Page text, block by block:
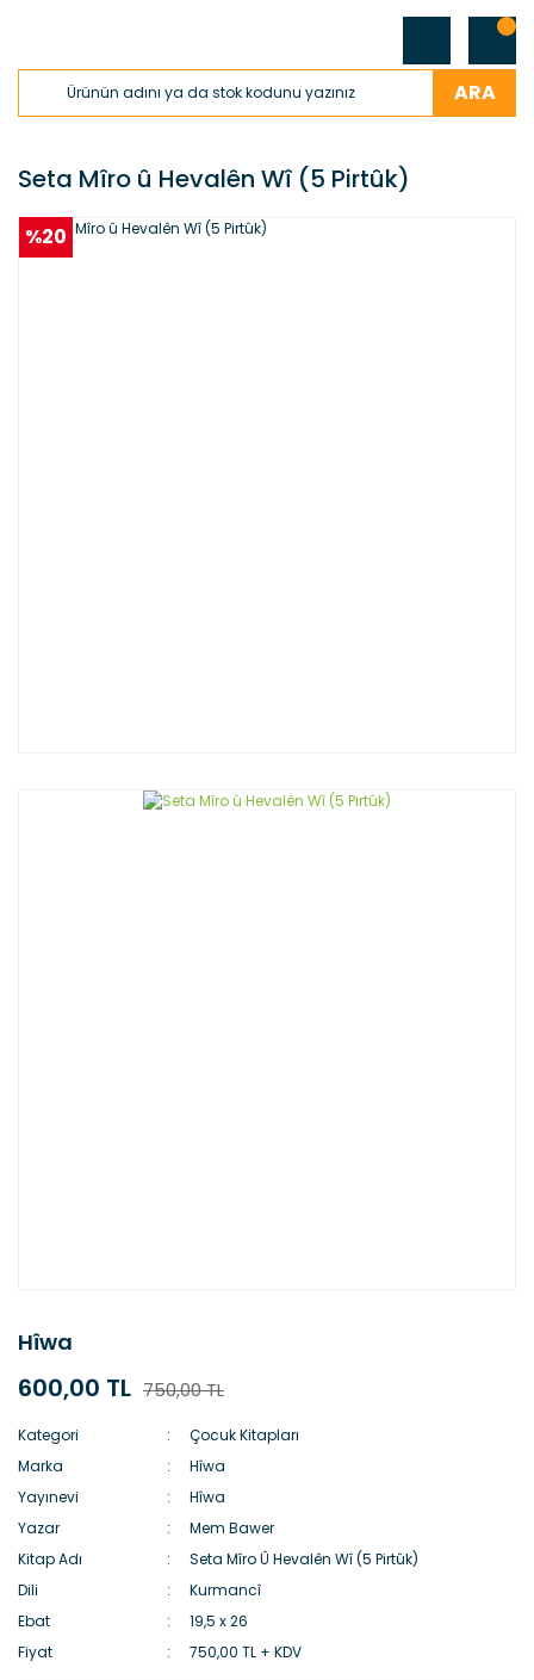
ARA
Seta Mîro û Hevalên Wî (5 Pirtûk)
%20
Hîwa
600,00 TL 750,00 TL
Kategori
Çocuk Kitapları
Marka
Hîwa
Yayınevi
Hîwa
Yazar
Mem Bawer
Kitap Adı
Seta Mîro Û Hevalên Wî (5 Pirtûk)
Dili
Kurmancî
Ebat
19,5 x 26
Fiyat
750,00 TL + KDV